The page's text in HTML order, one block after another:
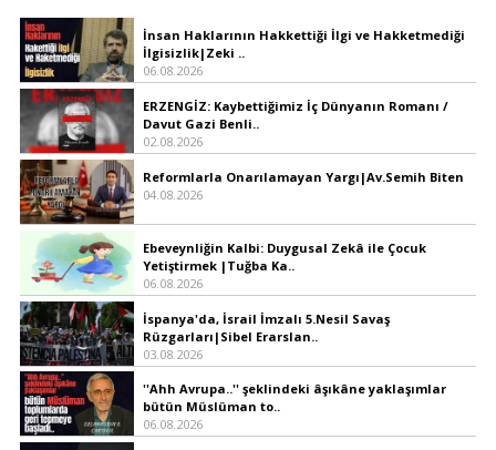
İnsan Haklarının Hakkettiği İlgi ve Hakketmediği
İlgisizlik|Zeki ..
06.08.2026
ERZENGİZ: Kaybettiğimiz İç Dünyanın Romanı /
Davut Gazi Benli..
02.08.2026
Reformlarla Onarılamayan Yargı|Av.Semih Biten
04.08.2026
Ebeveynliğin Kalbi: Duygusal Zekâ ile Çocuk
Yetiştirmek |Tuğba Ka..
06.08.2026
İspanya'da, İsrail İmzalı 5.Nesil Savaş
Rüzgarları|Sibel Erarslan..
03.08.2026
''Ahh Avrupa..'' şeklindeki âşıkâne yaklaşımlar
bütün Müslüman to..
06.08.2026